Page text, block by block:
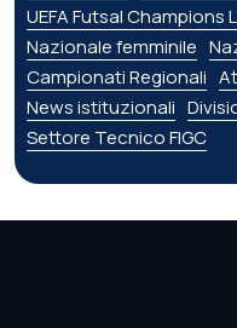
UEFA Futsal Champions
Nazionale femminile
Campionati Regionali
News istituzionali
Settore Tecnico FIGC